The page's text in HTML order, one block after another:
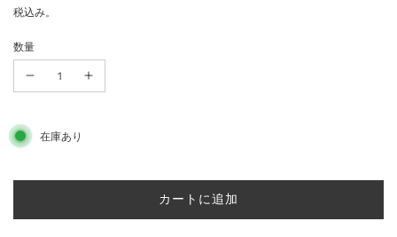
セ
ー
ル
価
格
通
常
価
格
税込み。
数量
在庫あり
読
カートに追加